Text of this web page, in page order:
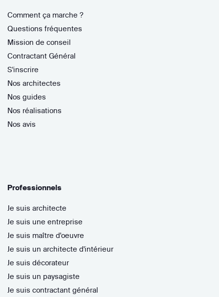
Comment ça marche ?
Questions fréquentes
Mission de conseil
Contractant Général
S'inscrire
Nos architectes
Nos guides
Nos réalisations
Nos avis
Professionnels
Je suis architecte
Je suis une entreprise
Je suis maître d'oeuvre
Je suis un architecte d'intérieur
Je suis décorateur
Je suis un paysagiste
Je suis contractant général